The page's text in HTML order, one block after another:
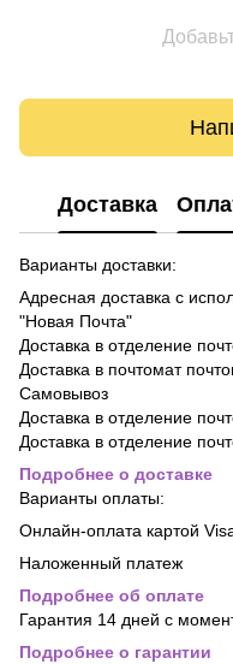
Доставка
Варианты доставки:
Адресная доставка с
"Новая Почта"
Доставка в отделение
Доставка в почтомат
Самовывоз
Доставка в отделение
Доставка в отделение
Подробнее о доставке
Варианты оплаты:
Онлайн-оплата картой
Наложенный платеж
Подробнее об оплате
Гарантия 14 дней с
Подробнее о гарантии